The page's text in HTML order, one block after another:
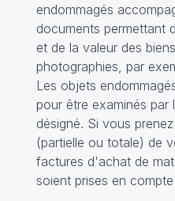
endommagés
documents permettant
et de la valeur des
photographies, par
Les objets
pour être examinés
désigné. Si vous
(partielle ou totale) de
factures d'achat de
soient prises en